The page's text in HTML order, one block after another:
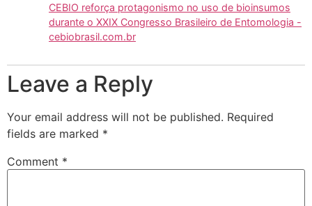
CEBIO reforça protagonismo no uso de bioinsumos
durante o XXIX Congresso Brasileiro de Entomologia -
cebiobrasil.com.br
Leave a Reply
Your email address will not be published. Required
fields are marked *
Comment *